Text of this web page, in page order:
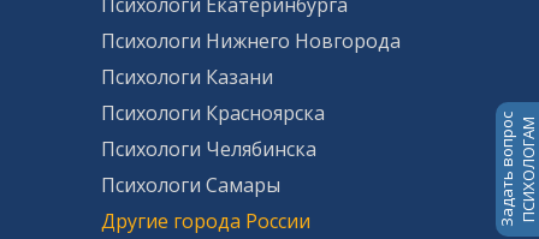
Задать вопросПСИХОЛОГАМ
Психологи Нижнего Новгорода
Психологи Казани
Психологи Красноярска
Психологи Челябинска
Психологи Самары
Другие города России